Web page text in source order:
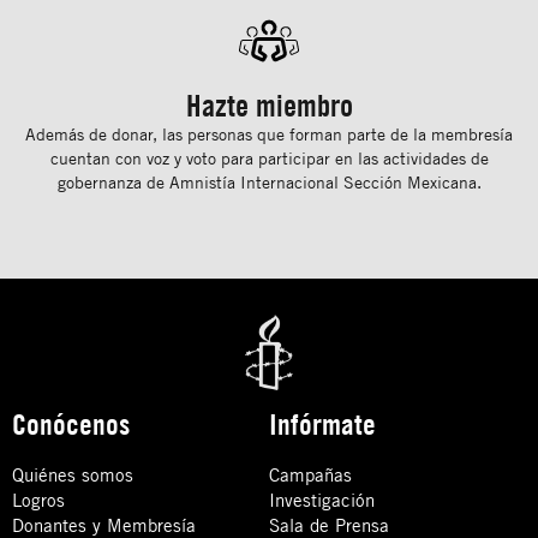
Hazte miembro
Además de donar, las personas que forman parte de la membresía
cuentan con voz y voto para participar en las actividades de
gobernanza de Amnistía Internacional Sección Mexicana.
Conócenos
Quiénes somos
Logros
Donantes y Membresía
Infórmate
Campañas
Investigación
Sala de Prensa